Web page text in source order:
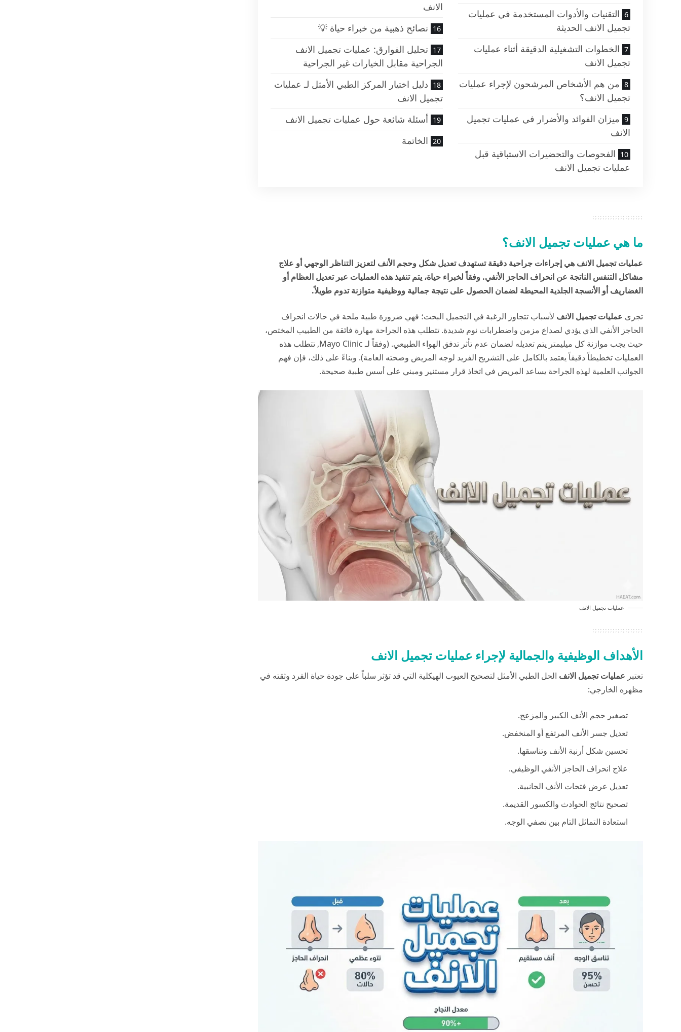
التقنيات والأدوات المستخدمة في عمليات
تجميل الانف الحديثة
الخطوات التشغيلية الدقيقة أثناء عمليات
تجميل الانف
من هم الأشخاص المرشحون لإجراء عمليات
تجميل الانف؟
ميزان الفوائد والأضرار في عمليات تجميل
الانف
الفحوصات والتحضيرات الاستباقية قبل
عمليات تجميل الانف
الانف
نصائح ذهبية من خبراء حياة 💡
تحليل الفوارق: عمليات تجميل الانف
الجراحية مقابل الخيارات غير الجراحية
دليل اختيار المركز الطبي الأمثل لـ عمليات
تجميل الانف
أسئلة شائعة حول عمليات تجميل الانف
الخاتمة
ما هي عمليات تجميل الانف؟
عمليات تجميل الانف هي إجراءات جراحية دقيقة تستهدف تعديل شكل وحجم الأنف لتعزيز التناظر الوجهي أو علاج
مشاكل التنفس الناتجة عن انحراف الحاجز الأنفي. وفقاً لخبراءحياة، يتم تنفيذ هذه العمليات عبر تعديل العظام أو
الغضاريف أو الأنسجة الجلدية المحيطة لضمان الحصول على نتيجة جمالية ووظيفية متوازنة تدوم طويلاً.
تجرى عمليات تجميل الانف لأسباب تتجاوز الرغبة في التجميل البحت؛ فهي ضرورة طبية ملحة في حالات انحراف
الحاجز الأنفي الذي يؤدي لصداع مزمن واضطرابات نوم شديدة. تتطلب هذه الجراحة مهارة فائقة من الطبيب المختص،
حيث يجب موازنة كل ميليمتر يتم تعديله لضمان عدم تأثر تدفق الهواء الطبيعي. (وفقاً لـMayo Clinic, تتطلب هذه
العمليات تخطيطاً دقيقاً يعتمد بالكامل على التشريح الفريد لوجه المريض وصحته العامة). وبناءً على ذلك، فإن فهم
الجوانب العلمية لهذه الجراحة يساعد المريض في اتخاذ قرار مستنير ومبني على أسس طبية صحيحة.
عمليات تجميل الانف
الأهداف الوظيفية والجمالية لإجراء عمليات تجميل الانف
تعتبر عمليات تجميل الانف الحل الطبي الأمثل لتصحيح العيوب الهيكلية التي قد تؤثر سلباً على جودة حياة الفرد وثقته في
مظهره الخارجي:
تصغير حجم الأنف الكبير والمزعج.
تعديل جسر الأنف المرتفع أو المنخفض.
تحسين شكل أرنبة الأنف وتناسقها.
علاج انحراف الحاجز الأنفي الوظيفي.
تعديل عرض فتحات الأنف الجانبية.
تصحيح نتائج الحوادث والكسور القديمة.
استعادة التماثل التام بين نصفي الوجه.